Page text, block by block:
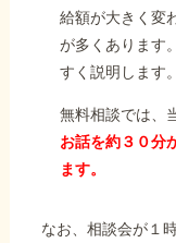
給額が大きく変
が多くあります
すく説明します。
無料相談では、
お話を約３０分
ます。
なお、相談会が１